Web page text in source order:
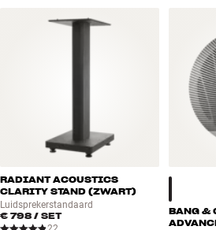
RADIANT ACOUSTICS
CLARITY STAND (ZWART)
Luidsprekerstandaard
€ 798 / SET
BANG &